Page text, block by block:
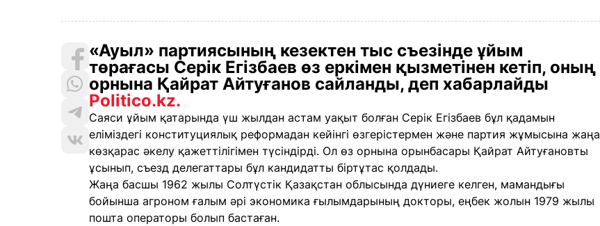
«Ауыл» партиясының кезектен тыс съезінде ұйым
төрағасы Серік Егізбаев өз еркімен қызметінен кетіп, оның
орнына Қайрат Айтуғанов сайланды, деп хабарлайды
Politico.kz.
Саяси ұйым қатарында үш жылдан астам уақыт болған Серік Егізбаев бұл қадамын
еліміздегі конституциялық реформадан кейінгі өзгерістермен және партия жұмысына жаңа
көзқарас әкелу қажеттілігімен түсіндірді. Ол өз орнына орынбасары Қайрат Айтуғановты
ұсынып, съезд делегаттары бұл кандидатты біртұтас қолдады.
Жаңа басшы 1962 жылы Солтүстік Қазақстан облысында дүниеге келген, мамандығы
бойынша агроном ғалым әрі экономика ғылымдарының докторы, еңбек жолын 1979 жылы
пошта операторы болып бастаған.